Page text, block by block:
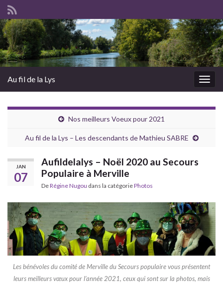
Au fil de la Lys
Nos meilleurs Voeux pour 2021
Au fil de la Lys – Les descendants de Mathieu SABRE
JAN
07
Aufildelalys – Noël 2020 au Secours
Populaire à Merville
DeRégine Nugou dans la catégoriePhotos
Les bénévoles du comité de Merville du Secours populaire vous présentent
leurs meilleurs vœux pour l’année 2021, ceux qui sont sur la photos, mais